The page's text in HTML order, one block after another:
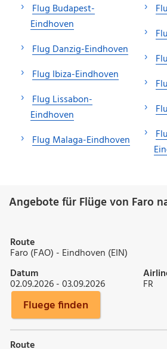
Flug Budapest-
Eindhoven
Flug Danzig-Eindhoven
Flug Ibiza-Eindhoven
Flug Lissabon-
Eindhoven
Flug Malaga-Eindhoven
Angebote für Flüge von Faro
Route
Faro (FAO) - Eindhoven (EIN)
Datum
02.09.2026 - 03.09.2026 FR
Fluege finden
Route